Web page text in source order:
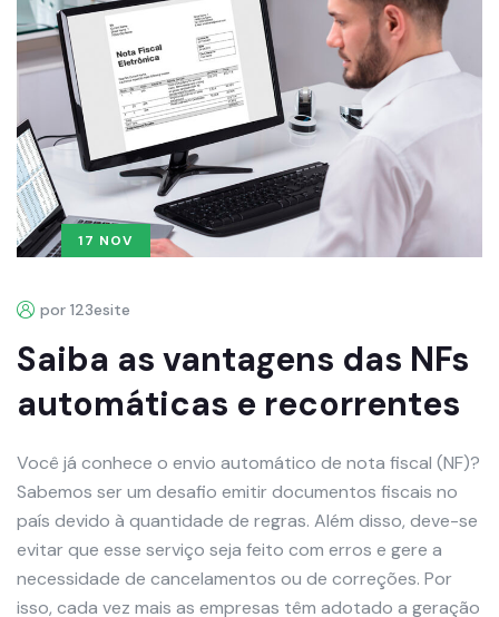
17 NOV
por 123esite
Saiba as vantagens das NFs
automáticas e recorrentes
Você já conhece o envio automático de nota fiscal (NF)?
Sabemos ser um desafio emitir documentos fiscais no
país devido à quantidade de regras. Além disso, deve-se
evitar que esse serviço seja feito com erros e gere a
necessidade de cancelamentos ou de correções. Por
isso, cada vez mais as empresas têm adotado a geração